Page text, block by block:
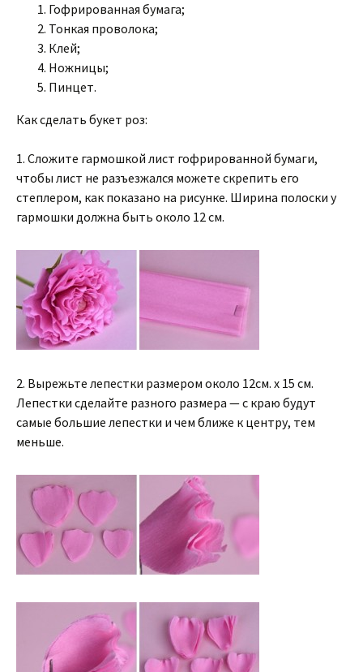
Гофрированная бумага;
Тонкая проволока;
Клей;
Ножницы;
Пинцет.
Как сделать букет роз:
1. Сложите гармошкой лист гофрированной бумаги,
чтобы лист не разъезжался можете скрепить его
степлером, как показано на рисунке. Ширина полоски у
гармошки должна быть около 12 см.
2. Вырежьте лепестки размером около 12см. x 15 см.
Лепестки сделайте разного размера — с краю будут
самые большие лепестки и чем ближе к центру, тем
меньше.